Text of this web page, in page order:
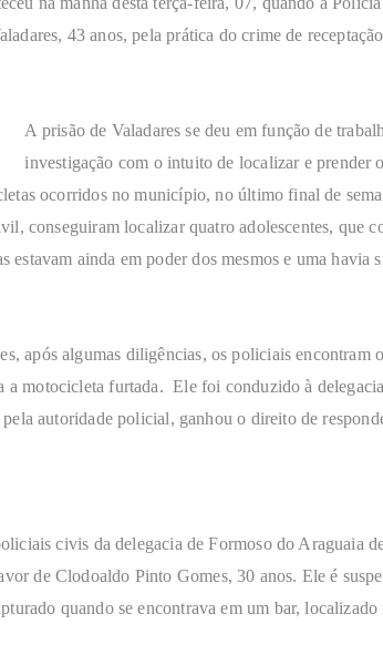
43 anos, pela prática do crime de
A prisão de Valadares se deu em função de
investigação com o intuito de localizar e prender
ocorridos no município, no último final de
conseguiram localizar quatro adolescentes, que
estavam ainda em poder dos mesmos e uma havia
após algumas diligências, os policiais encontram
a motocicleta furtada. Ele foi conduzido à
autoridade policial, ganhou o direito de
civis da delegacia de Formoso do Araguaia
de Clodoaldo Pinto Gomes, 30 anos. Ele é
quando se encontrava em um bar,